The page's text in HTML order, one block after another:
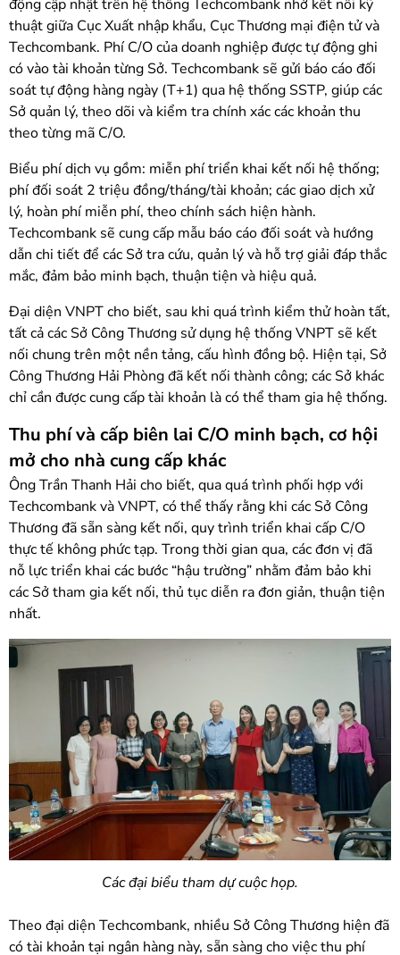
động cập nhật trên hệ thống Techcombank nhờ kết nối kỹ
thuật giữa Cục Xuất nhập khẩu, Cục Thương mại điện tử và
Techcombank. Phí C/O của doanh nghiệp được tự động ghi
có vào tài khoản từng Sở. Techcombank sẽ gửi báo cáo đối
soát tự động hàng ngày (T+1) qua hệ thống SSTP, giúp các
Sở quản lý, theo dõi và kiểm tra chính xác các khoản thu
theo từng mã C/O.
Biểu phí dịch vụ gồm: miễn phí triển khai kết nối hệ thống;
phí đối soát 2 triệu đồng/tháng/tài khoản; các giao dịch xử
lý, hoàn phí miễn phí, theo chính sách hiện hành.
Techcombank sẽ cung cấp mẫu báo cáo đối soát và hướng
dẫn chi tiết để các Sở tra cứu, quản lý và hỗ trợ giải đáp thắc
mắc, đảm bảo minh bạch, thuận tiện và hiệu quả.
Đại diện VNPT cho biết, sau khi quá trình kiểm thử hoàn tất,
tất cả các Sở Công Thương sử dụng hệ thống VNPT sẽ kết
nối chung trên một nền tảng, cấu hình đồng bộ. Hiện tại, Sở
Công Thương Hải Phòng đã kết nối thành công; các Sở khác
chỉ cần được cung cấp tài khoản là có thể tham gia hệ thống.
Thu phí và cấp biên lai C/O minh bạch, cơ hội
mở cho nhà cung cấp khác
Ông Trần Thanh Hải cho biết, qua quá trình phối hợp với
Techcombank và VNPT, có thể thấy rằng khi các Sở Công
Thương đã sẵn sàng kết nối, quy trình triển khai cấp C/O
thực tế không phức tạp. Trong thời gian qua, các đơn vị đã
nỗ lực triển khai các bước “hậu trường” nhằm đảm bảo khi
các Sở tham gia kết nối, thủ tục diễn ra đơn giản, thuận tiện
nhất.
Các đại biểu tham dự cuộc họp.
Theo đại diện Techcombank, nhiều Sở Công Thương hiện đã
có tài khoản tại ngân hàng này, sẵn sàng cho việc thu phí